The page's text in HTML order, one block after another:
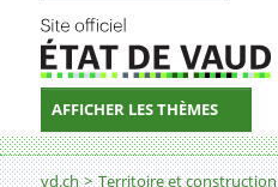
AFFICHER LES THÈMES
Fil d'Ariane
vd.ch Territoire et construction